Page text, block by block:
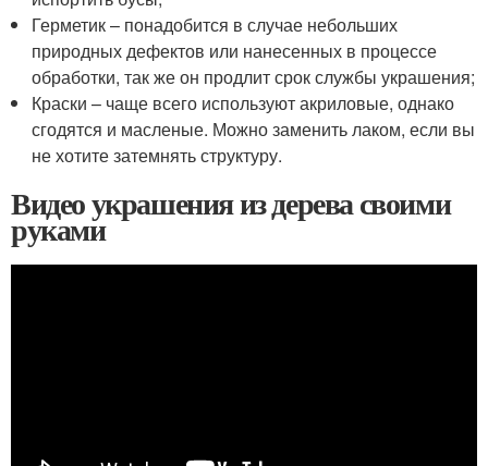
Герметик – понадобится в случае небольших
природных дефектов или нанесенных в процессе
обработки, так же он продлит срок службы украшения;
Краски – чаще всего используют акриловые, однако
сгодятся и масленые. Можно заменить лаком, если вы
не хотите затемнять структуру.
Видео украшения из дерева своими
руками